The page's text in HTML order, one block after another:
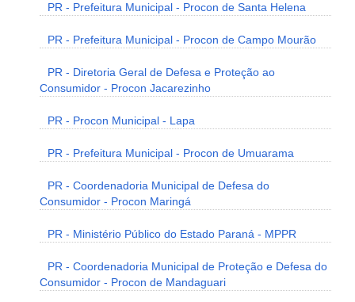
PR - Prefeitura Municipal - Procon de Santa Helena
PR - Prefeitura Municipal - Procon de Campo Mourão
PR - Diretoria Geral de Defesa e Proteção ao
Consumidor - Procon Jacarezinho
PR - Procon Municipal - Lapa
PR - Prefeitura Municipal - Procon de Umuarama
PR - Coordenadoria Municipal de Defesa do
Consumidor - Procon Maringá
PR - Ministério Público do Estado Paraná - MPPR
PR - Coordenadoria Municipal de Proteção e Defesa do
Consumidor - Procon de Mandaguari